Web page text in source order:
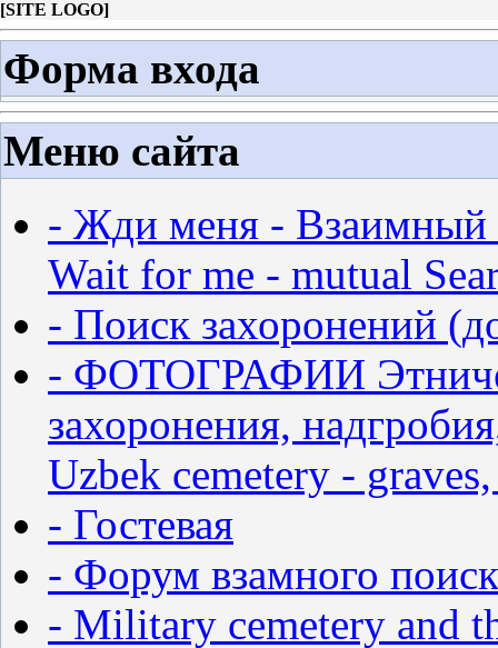
[SITE LOGO]
Форма входа
Меню сайта
- Жди меня - Взаимный
Wait for me - mutual
- Поиск захоронений
- ФОТОГРАФИИ
захоронения,
Uzbek cemetery -
- Гостевая
- Форум взамного
- Military cemetery and